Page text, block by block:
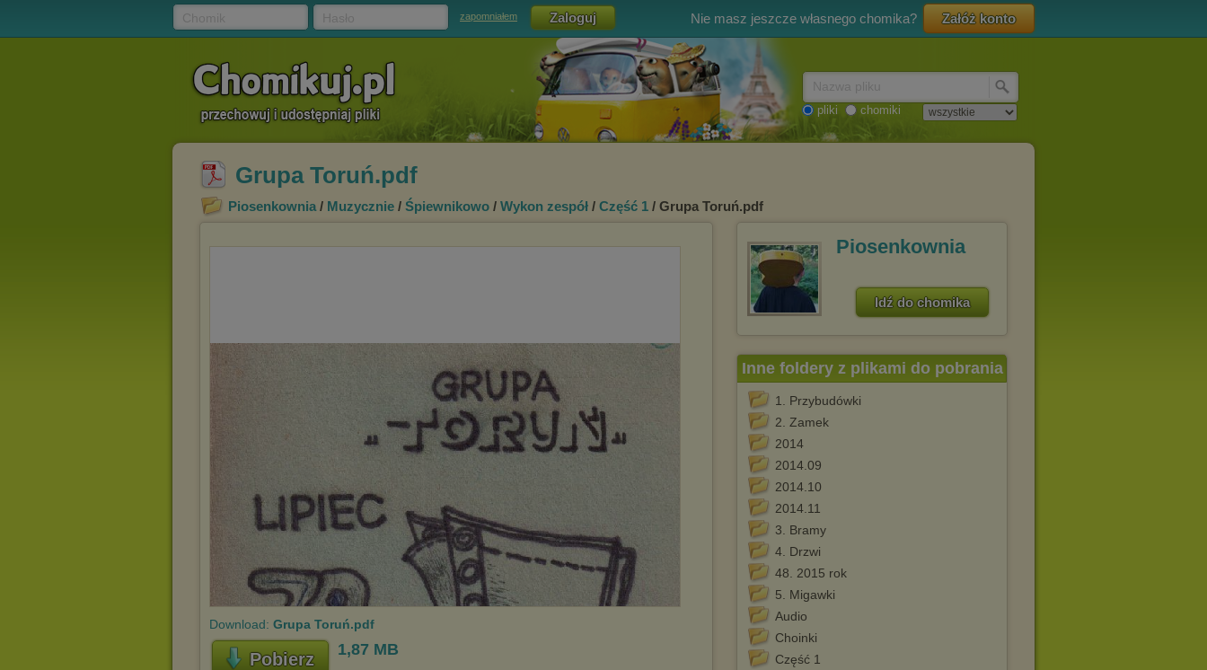
zapomniałem Nie masz jeszcze własnego chomika? Załóż konto
pliki chomiki
Grupa Toruń.pdf
Piosenkownia / Muzycznie / Śpiewnikowo / Wykon zespół / Część 1 / Grupa Toruń.pdf
Download: Grupa Toruń.pdf
Pobierz 1,87 MB
Piosenkownia
Idź do chomika
Inne foldery z plikami do pobrania
1. Przybudówki
2. Zamek
2014
2014.09
2014.10
2014.11
3. Bramy
4. Drzwi
48. 2015 rok
5. Migawki
Audio
Choinki
Część 1